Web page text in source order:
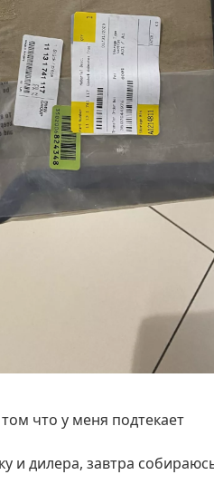
что у меня подтекает
и дилера, завтра